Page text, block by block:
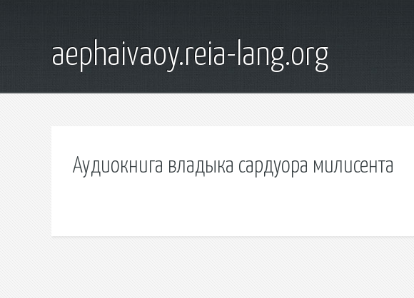
aephaivaoy.reia-lang.org
Аудиокнига владыка сардуора милисента